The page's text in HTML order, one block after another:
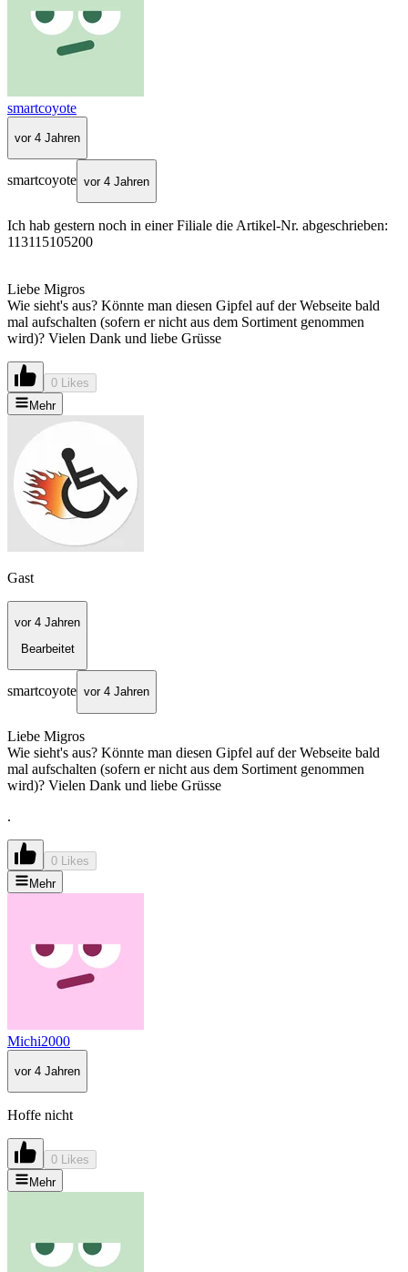
smartcoyote
vor 4 Jahren
smartcoyote vor 4 Jahren
Ich hab gestern noch in einer Filiale die Artikel-Nr. abgeschrieben:
113115105200
Liebe Migros
Wie sieht's aus? Könnte man diesen Gipfel auf der Webseite bald
mal aufschalten (sofern er nicht aus dem Sortiment genommen
wird)? Vielen Dank und liebe Grüsse
0 Likes
Mehr
Gast
vor 4 Jahren
Bearbeitet
smartcoyote vor 4 Jahren
Liebe Migros
Wie sieht's aus? Könnte man diesen Gipfel auf der Webseite bald
mal aufschalten (sofern er nicht aus dem Sortiment genommen
wird)? Vielen Dank und liebe Grüsse
.
0 Likes
Mehr
Michi2000
vor 4 Jahren
Hoffe nicht
0 Likes
Mehr